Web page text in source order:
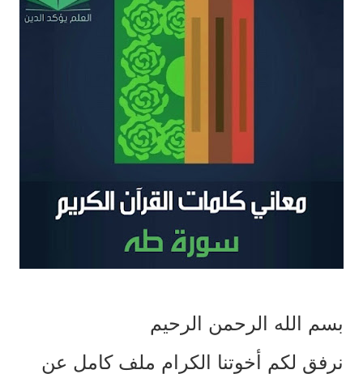
بسم الله الرحمن الرحيم
نرفق لكم أخوتنا الكرام ملف كامل عن